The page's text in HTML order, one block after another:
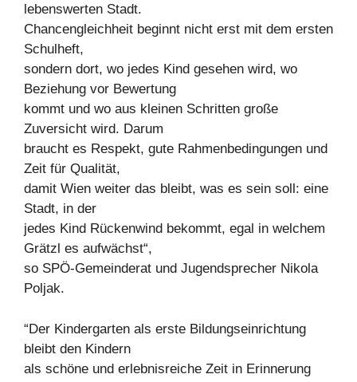
lebenswerten Stadt.
Chancengleichheit beginnt nicht erst mit dem ersten
Schulheft,
sondern dort, wo jedes Kind gesehen wird, wo
Beziehung vor Bewertung
kommt und wo aus kleinen Schritten große
Zuversicht wird. Darum
braucht es Respekt, gute Rahmenbedingungen und
Zeit für Qualität,
damit Wien weiter das bleibt, was es sein soll: eine
Stadt, in der
jedes Kind Rückenwind bekommt, egal in welchem
Grätzl es aufwächst“,
so SPÖ-Gemeinderat und Jugendsprecher Nikola
Poljak.
“Der Kindergarten als erste Bildungseinrichtung
bleibt den Kindern
als schöne und erlebnisreiche Zeit in Erinnerung